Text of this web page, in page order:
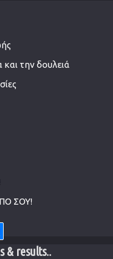
την δουλειά
ΣΟΥ!
& results..